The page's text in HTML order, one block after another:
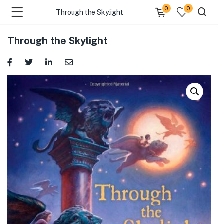
Through the Skylight
0 0
Through the Skylight